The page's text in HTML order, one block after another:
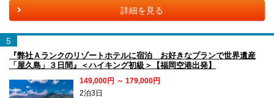
詳細を見る
5
『弊社Ａランクのリゾートホテルに宿泊 お好きなプランで世界遺産
「屋久島」３日間』＜ハイキング初級＞【福岡空港出発】
149,000円 ～ 179,000円
2泊3日